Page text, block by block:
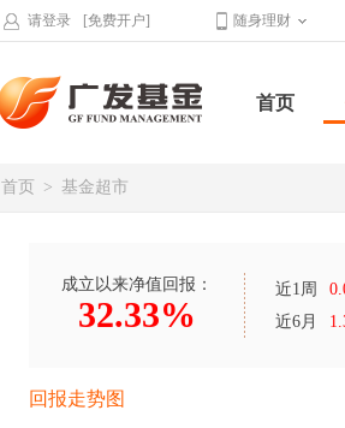
请登录 [免费开户] 随身理财
首页
首页 > 基金超市
成立以来净值回报：
32.33%
近1周
近6月
回报走势图